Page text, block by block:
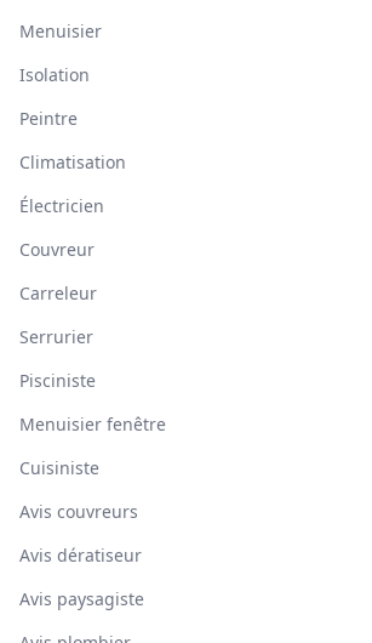
Menuisier
Isolation
Peintre
Climatisation
Électricien
Couvreur
Carreleur
Serrurier
Pisciniste
Menuisier fenêtre
Cuisiniste
Avis couvreurs
Avis dératiseur
Avis paysagiste